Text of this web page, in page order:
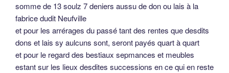
somme de 13 soulz 7 deniers aussu de don ou lais à la
fabrice dudit Neufville
et pour les arrérages du passé tant des rentes que desdits
dons et lais sy aulcuns sont, seront payés quart à quart
et pour le regard des bestiaux sepmances et meubles
estant sur les lieux desdites successions en ce qui en reste